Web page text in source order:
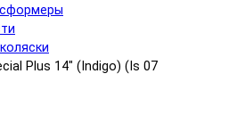
Plus 14" (Indigo) (Is 07